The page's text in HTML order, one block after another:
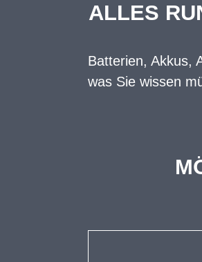
ALLES
Batterien, Akkus,
was Sie wissen